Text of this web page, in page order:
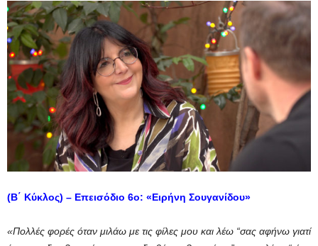
(Β΄ Κύκλος) – Επεισόδιο 6ο: «Ειρήνη Σουγανίδου»
«Πολλές φορές όταν μιλάω με τις φίλες μου και λέω “σας αφήνω γιατί